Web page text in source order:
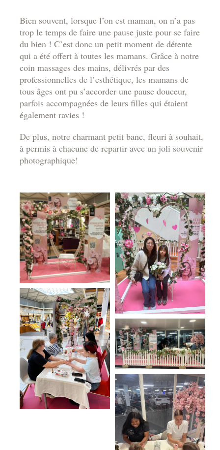
Bien souvent, lorsque l’on est maman, on n’a pas
trop le temps de faire une pause juste pour se faire
du bien ! C’est donc un petit moment de détente
qui a été offert à toutes les mamans. Grâce à notre
coin massages des mains, délivrés par des
professionnelles de l’esthétique, les mamans de
tous âges ont pu s’accorder une pause douceur,
parfois accompagnées de leurs filles qui étaient
également ravies !
De plus, notre charmant petit banc, fleuri à souhait,
à permis à chacune de repartir avec un joli souvenir
photographique!